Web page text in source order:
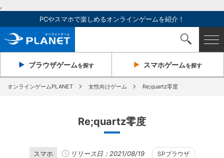
,
PCやスマホで楽しめるオンラインゲームを紹介！
ブラウザゲームを探す スマホゲームを探す
オンラインゲームPLANET 女性向けゲーム Re;quartz零度
Re;quartz零度
スマホ リリース日：2021/08/19 SPブラウザ